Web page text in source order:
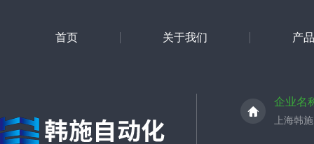
首页 关于我们 产
企业名
上海韩